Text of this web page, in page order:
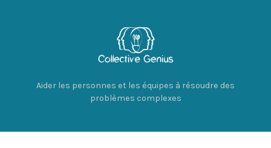
Aider les personnes et les équipes à résoudre des
problèmes complexes